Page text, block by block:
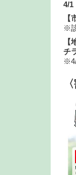
4/1
【
※
【
チ